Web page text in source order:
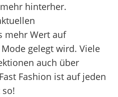
hinterher.
mehr Wert auf
gelegt wird. Viele
auch über
Fashion ist auf jeden